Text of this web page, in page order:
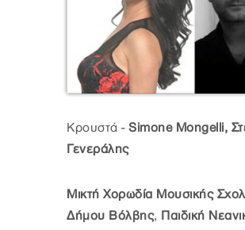
Κρουστά - Simone Mongelli,
Γενεράλης
Μικτή Χορωδία Μουσικής
Δήμου Βόλβης, Παιδική